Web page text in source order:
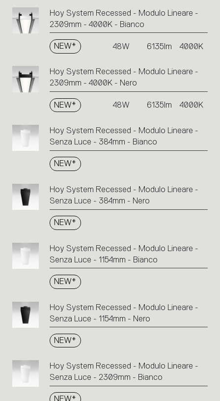
Hoy System Recessed - Modulo Lineare -
2309mm - 4000K - Bianco
NEW* 48W 6135lm 4000K
Hoy System Recessed - Modulo Lineare -
2309mm - 4000K - Nero
NEW* 48W 6135lm 4000K
Hoy System Recessed - Modulo Lineare -
Senza Luce - 384mm - Bianco
NEW*
Hoy System Recessed - Modulo Lineare -
Senza Luce - 384mm - Nero
NEW*
Hoy System Recessed - Modulo Lineare -
Senza Luce - 1154mm - Bianco
NEW*
Hoy System Recessed - Modulo Lineare -
Senza Luce - 1154mm - Nero
NEW*
Hoy System Recessed - Modulo Lineare -
Senza Luce - 2309mm - Bianco
NEW*